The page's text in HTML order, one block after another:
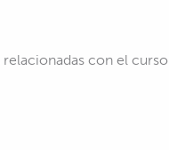
con el curso